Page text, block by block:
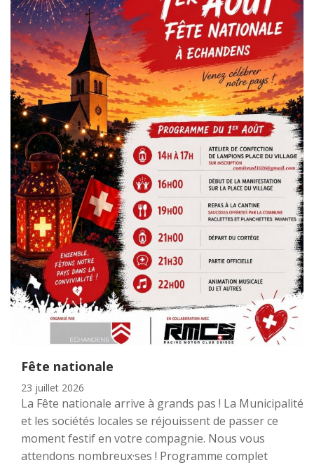
Fête nationale
23 juillet 2026
La Fête nationale arrive à grands pas ! La Municipalité
et les sociétés locales se réjouissent de passer ce
moment festif en votre compagnie. Nous vous
attendons nombreux·ses ! Programme complet